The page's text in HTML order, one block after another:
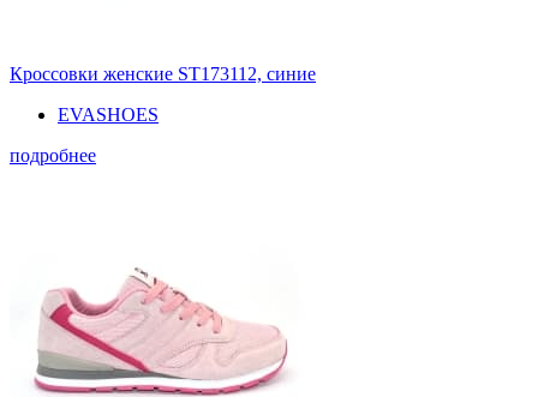
Кроссовки женские ST173112, синие
EVASHOES
подробнее